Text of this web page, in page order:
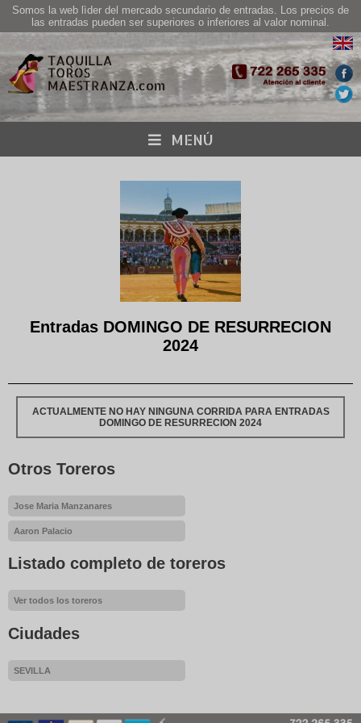
Somos la web lìder del mercado secundario de entradas. Los precios de
las entradas pueden ser superiores o inferiores al valor nominal.
MENÚ
Entradas DOMINGO DE RESURRECION
2024
ACTUALMENTE NO HAY NINGUNA CORRIDA PARA ENTRADAS
DOMINGO DE RESURRECION 2024
Otros Toreros
Jose Maria Manzanares
Aaron Palacio
Listado completo de toreros
Ver todos los toreros
Ciudades
SEVILLA